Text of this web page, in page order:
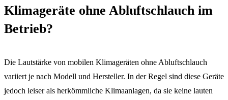
Klimageräte ohne Abluftschlauch im
Betrieb?
Die Lautstärke von mobilen Klimageräten ohne Abluftschlauch
variiert je nach Modell und Hersteller. In der Regel sind diese Geräte
jedoch leiser als herkömmliche Klimaanlagen, da sie keine lauten